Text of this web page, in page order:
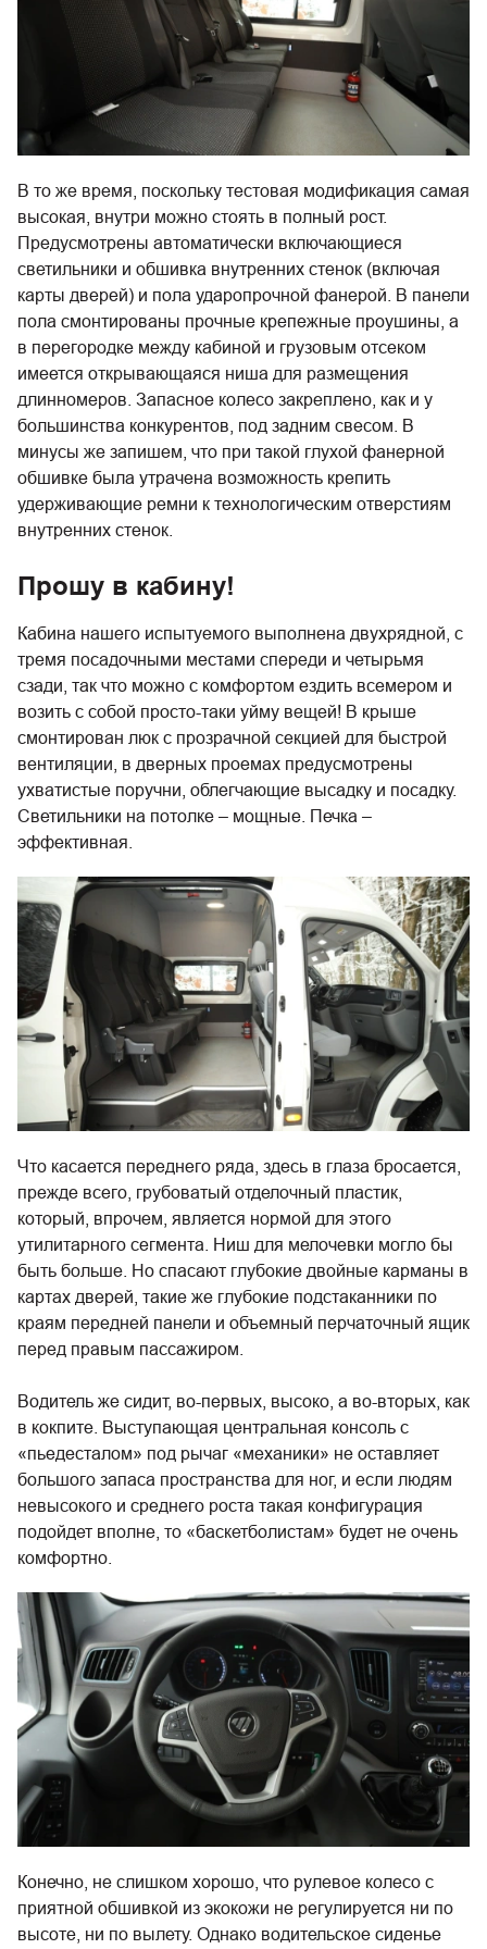
В то же время, поскольку тестовая модификация самая
высокая, внутри можно стоять в полный рост.
Предусмотрены автоматически включающиеся
светильники и обшивка внутренних стенок (включая
карты дверей) и пола ударопрочной фанерой. В панели
пола смонтированы прочные крепежные проушины, а
в перегородке между кабиной и грузовым отсеком
имеется открывающаяся ниша для размещения
длинномеров. Запасное колесо закреплено, как и у
большинства конкурентов, под задним свесом. В
минусы же запишем, что при такой глухой фанерной
обшивке была утрачена возможность крепить
удерживающие ремни к технологическим отверстиям
внутренних стенок.
Прошу в кабину!
Кабина нашего испытуемого выполнена двухрядной, с
тремя посадочными местами спереди и четырьмя
сзади, так что можно с комфортом ездить всемером и
возить с собой просто-таки уйму вещей! В крыше
смонтирован люк с прозрачной секцией для быстрой
вентиляции, в дверных проемах предусмотрены
ухватистые поручни, облегчающие высадку и посадку.
Светильники на потолке – мощные. Печка –
эффективная.
Что касается переднего ряда, здесь в глаза бросается,
прежде всего, грубоватый отделочный пластик,
который, впрочем, является нормой для этого
утилитарного сегмента. Ниш для мелочевки могло бы
быть больше. Но спасают глубокие двойные карманы в
картах дверей, такие же глубокие подстаканники по
краям передней панели и объемный перчаточный ящик
перед правым пассажиром.
Водитель же сидит, во-первых, высоко, а во-вторых, как
в кокпите. Выступающая центральная консоль с
«пьедесталом» под рычаг «механики» не оставляет
большого запаса пространства для ног, и если людям
невысокого и среднего роста такая конфигурация
подойдет вполне, то «баскетболистам» будет не очень
комфортно.
Конечно, не слишком хорошо, что рулевое колесо с
приятной обшивкой из экокожи не регулируется ни по
высоте, ни по вылету. Однако водительское сиденье